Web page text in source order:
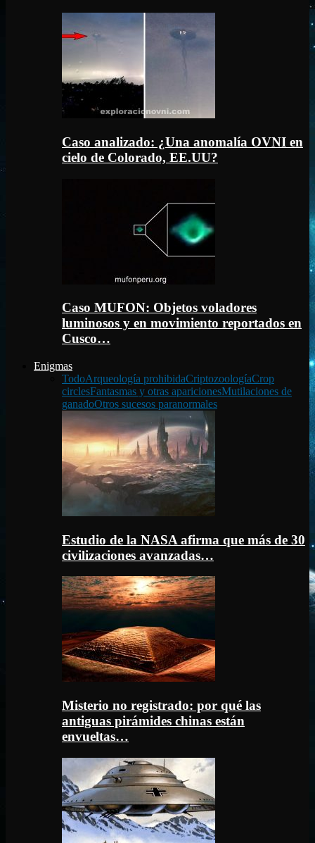
Caso analizado: ¿Una anomalía OVNI en
cielo de Colorado, EE.UU?
Caso MUFON: Objetos voladores
luminosos y en movimiento reportados en
Cusco…
Enigmas
TodoArqueología prohibidaCriptozoologíaCrop
circlesFantasmas y otras aparicionesMutilaciones de
ganadoOtros sucesos paranormales
Estudio de la NASA afirma que más de 30
civilizaciones avanzadas…
Misterio no registrado: por qué las
antiguas pirámides chinas están
envueltas…